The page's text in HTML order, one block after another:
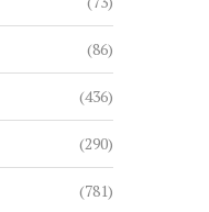
(86)
(436)
(290)
(781)